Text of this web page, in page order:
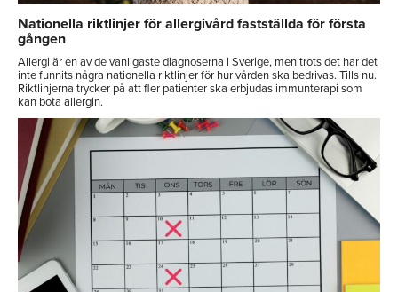
Nationella riktlinjer för allergivård fastställda för första
gången
Allergi är en av de vanligaste diagnoserna i Sverige, men trots det har det
inte funnits några nationella riktlinjer för hur vården ska bedrivas. Tills nu.
Riktlinjerna trycker på att fler patienter ska erbjudas immunterapi som
kan bota allergin.